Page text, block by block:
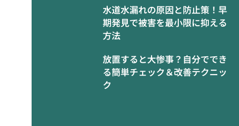
水道水漏れの原因と防止策！早
期発見で被害を最小限に抑える
方法
放置すると大惨事？自分ででき
る簡単チェック＆改善テクニッ
ク